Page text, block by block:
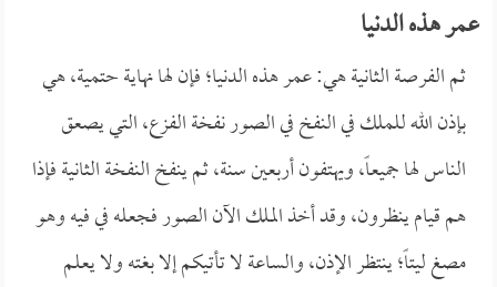
عمر هذه الدنيا
ثم الفرصة الثانية هي: عمر هذه الدنيا؛ فإن لها نهاية حتمية، هي
بإذن الله للملك في النفخ في الصور نفخة الفزع، التي يصعق
الناس لها جميعاً، ويهتفون أربعين سنة، ثم ينفخ النفخة الثانية فإذا
هم قيام ينظرون، وقد أخذ الملك الآن الصور فجعله في فيه وهو
مصغ ليتاً؛ ينتظر الإذن، والساعة لا تأتيكم إلا بغته ولا يعلم